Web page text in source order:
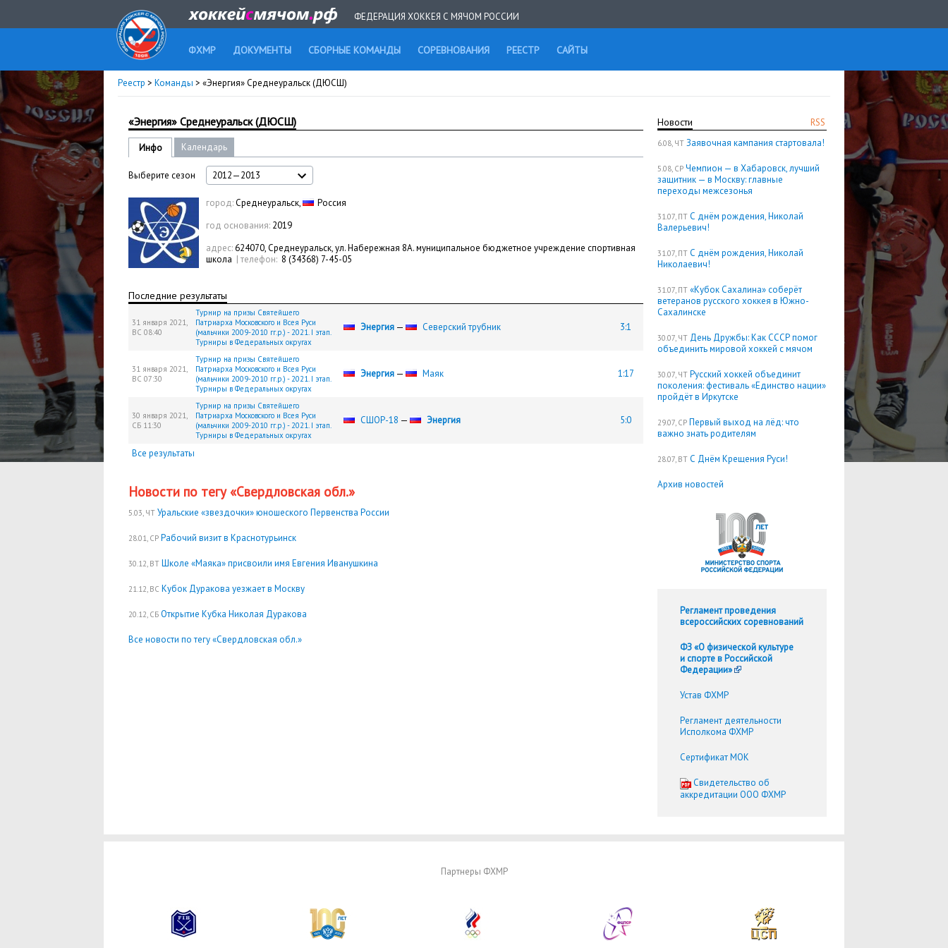
ФЕДЕРАЦИЯ ХОККЕЯ С МЯЧОМ РОССИИ
ФХМР ДОКУМЕНТЫ СБОРНЫЕ КОМАНДЫ СОРЕВНОВАНИЯ РЕЕСТР САЙТЫ
Реестр > Команды > «Энергия» Среднеуральск (ДЮСШ)
RSS
Новости
6.08, ЧТ Заявочная кампания стартовала!
5.08, СР Чемпион — в Хабаровск, лучший
защитник — в Москву: главные
переходы межсезонья
31.07, ПТ С днём рождения, Николай
Валерьевич!
31.07, ПТ С днём рождения, Николай
Николаевич!
31.07, ПТ «Кубок Сахалина» соберёт
ветеранов русского хоккея в Южно-
Сахалинске
30.07, ЧТ День Дружбы: Как СССР помог
объединить мировой хоккей с мячом
30.07, ЧТ Русский хоккей объединит
поколения: фестиваль «Единство нации»
пройдёт в Иркутске
29.07, СР Первый выход на лёд: что
важно знать родителям
28.07, ВТ С Днём Крещения Руси!
Архив новостей
Регламент проведения
всероссийских соревнований
ФЗ «О физической культуре
и спорте в Российской
Федерации»
Устав ФХМР
Регламент деятельности
Исполкома ФХМР
Сертификат МОК
Cвидетельство об
аккредитации ООО ФХМР
«Энергия» Среднеуральск (ДЮСШ)
Инфо Календарь
Выберите сезон 2012—2013
город:Среднеуральск,
Россия
год основания: 2019
адрес:624070, Среднеуральск, ул. Набережная 8А. муниципальное бюджетное учреждение спортивная
школа | телефон: 8 (34368) 7-45-05
Последние результаты
31 января 2021,
ВС 08:40
Турнир на призы Святейшего
Патриарха Московского и Всея Руси
(мальчики 2009-2010 гг.р.) - 2021. I этап.
Турниры в Федеральных округах
Энергия — Северский трубник 3:1
31 января 2021,
ВС 07:30
Турнир на призы Святейшего
Патриарха Московского и Всея Руси
(мальчики 2009-2010 гг.р.) - 2021. I этап.
Турниры в Федеральных округах
Энергия — Маяк 1:17
30 января 2021,
СБ 11:30
Турнир на призы Святейшего
Патриарха Московского и Всея Руси
(мальчики 2009-2010 гг.р.) - 2021. I этап.
Турниры в Федеральных округах
СШОР-18 — Энергия 5:0
Все результаты
Новости по тегу «Свердловская обл.»
5.03, ЧТ Уральские «звездочки» юношеского Первенства России
28.01, СР Рабочий визит в Краснотурьинск
30.12, ВТ Школе «Маяка» присвоили имя Евгения Иванушкина
21.12, ВС Кубок Дуракова уезжает в Москву
20.12, СБ Открытие Кубка Николая Дуракова
Все новости по тегу «Свердловская обл.»
Партнеры ФХМР